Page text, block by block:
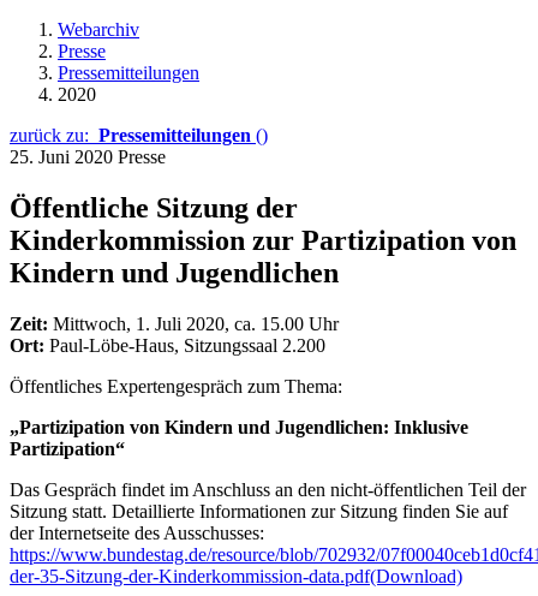
Webarchiv
Presse
Pressemitteilungen
2020
zurück zu: Pressemitteilungen ()
25. Juni 2020 Presse
Öffentliche Sitzung der
Kinderkommission zur Partizipation von
Kindern und Jugendlichen
Zeit: Mittwoch, 1. Juli 2020, ca. 15.00 Uhr
Ort: Paul-Löbe-Haus, Sitzungssaal 2.200
Öffentliches Expertengespräch zum Thema:
„Partizipation von Kindern und Jugendlichen: Inklusive
Partizipation“
Das Gespräch findet im Anschluss an den nicht-öffentlichen Teil der
Sitzung statt. Detaillierte Informationen zur Sitzung finden Sie auf
der Internetseite des Ausschusses:
https://www.bundestag.de/resource/blob/702932/
der-35-Sitzung-der-Kinderkommission-data.pdf(Download)